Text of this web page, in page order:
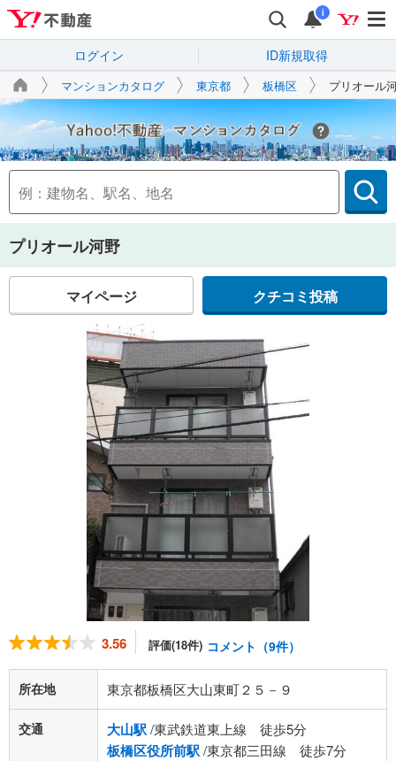
i
ログイン ID新規取得
マンションカタログ 東京都 板橋区 プリオール
Yahoo!不動産
プリオール河野
マイページ クチコミ投稿
3.56 評価(18件) コメント（9件）
所在地 東京都板橋区大山東町２５－９
交通 大山駅/東武鉄道東上線 徒歩5分
板橋区役所前駅/東京都三田線 徒歩7分